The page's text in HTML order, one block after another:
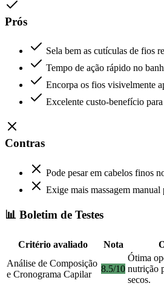
Prós
Sela bem as cutículas de fios
Tempo de ação rápido no
Encorpa os fios visivelmente
Excelente custo-benefício
Contras
Pode pesar em cabelos finos
Exige mais massagem manual
📊 Boletim de Testes
Critério avaliado Nota
Análise de Composição
e Cronograma Capilar
8.5/10
Ótima
nutrição
secos.